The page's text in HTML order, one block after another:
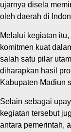
ujarnya disela
oleh daerah di
Melalui kegiatan
komitmen kuat
salah satu pilar
diharapkan hasil
Kabupaten Madiun
‎Selain sebagai
kegiatan tersebut
antara pemerintah,